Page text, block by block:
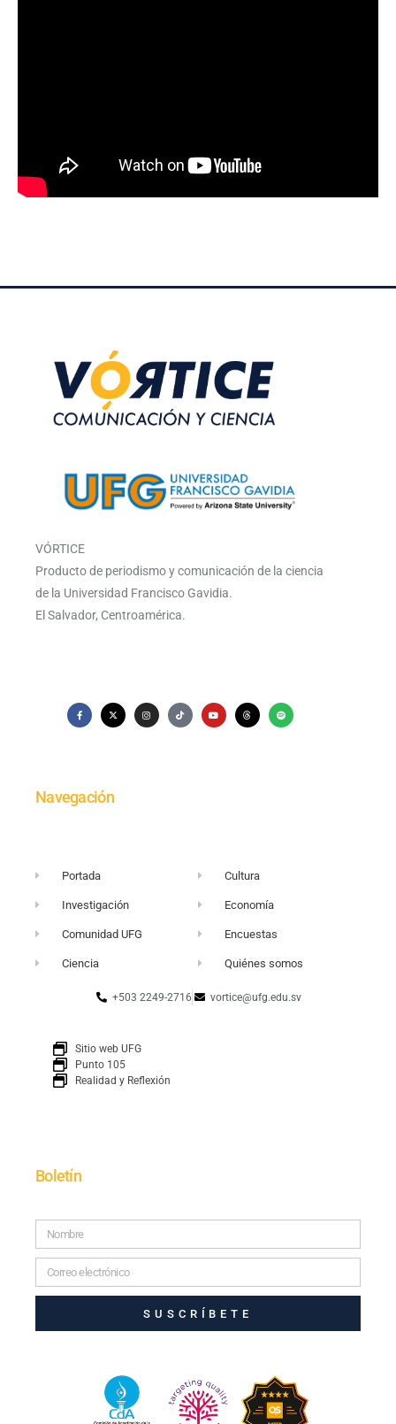
VÓRTICE
Producto de periodismo y comunicación de la ciencia
de la Universidad Francisco Gavidia.
El Salvador, Centroamérica.
Navegación
Portada
Investigación
Comunidad UFG
Ciencia
Cultura
Economía
Encuestas
Quiénes somos
+503 2249-2716 vortice@ufg.edu.sv
Sitio web UFG
Punto 105
Realidad y Reflexión
Boletín
SUSCRÍBETE